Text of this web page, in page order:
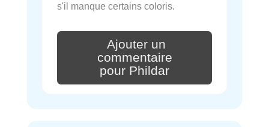
s'il manque certains coloris.
Ajouter un
commentaire
pour Phildar